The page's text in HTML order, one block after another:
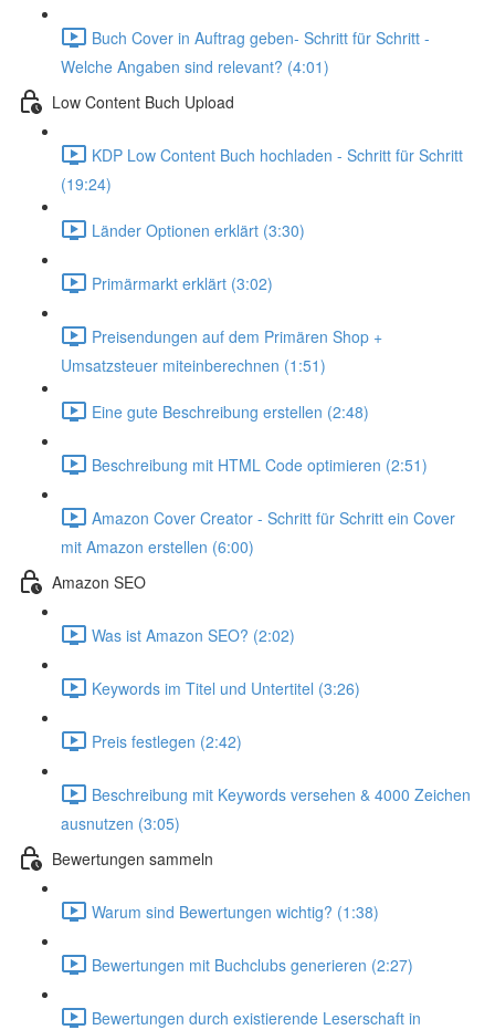
Buch Cover in Auftrag geben- Schritt für Schritt -
Welche Angaben sind relevant? (4:01)
Low Content Buch Upload
KDP Low Content Buch hochladen - Schritt für Schritt
(19:24)
Länder Optionen erklärt (3:30)
Primärmarkt erklärt (3:02)
Preisendungen auf dem Primären Shop +
Umsatzsteuer miteinberechnen (1:51)
Eine gute Beschreibung erstellen (2:48)
Beschreibung mit HTML Code optimieren (2:51)
Amazon Cover Creator - Schritt für Schritt ein Cover
mit Amazon erstellen (6:00)
Amazon SEO
Was ist Amazon SEO? (2:02)
Keywords im Titel und Untertitel (3:26)
Preis festlegen (2:42)
Beschreibung mit Keywords versehen & 4000 Zeichen
ausnutzen (3:05)
Bewertungen sammeln
Warum sind Bewertungen wichtig? (1:38)
Bewertungen mit Buchclubs generieren (2:27)
Bewertungen durch existierende Leserschaft in